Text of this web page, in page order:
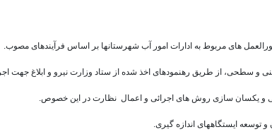
های مربوط به ادارات امور آب شهرستانها بر اساس فرآیندهای مصوب.
و سطحی، از طریق رهنمودهای اخذ شده از ستاد وزارت نیرو و ابلاغ جهت
و یکسان سازی روش های اجرائی و اعمال نظارت در این خصوص.
ایستگاههای اندازه گیری.